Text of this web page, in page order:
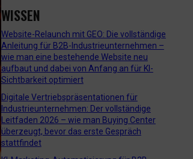
WISSEN
Website-Relaunch mit GEO: Die vollständige
Anleitung für B2B-Industrieunternehmen –
wie man eine bestehende Website neu
aufbaut und dabei von Anfang an für KI-
Sichtbarkeit optimiert
Digitale Vertriebspräsentationen für
Industrieunternehmen: Der vollständige
Leitfaden 2026 – wie man Buying Center
überzeugt, bevor das erste Gespräch
stattfindet